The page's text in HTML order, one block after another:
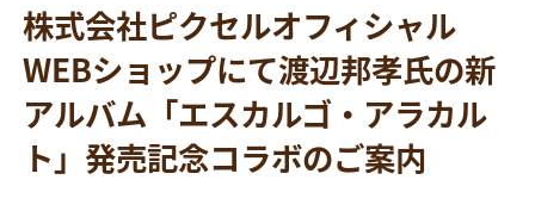
株式会社ピクセル​オフィシャル
WEBショップにて​​​​渡辺邦孝氏の​新
アルバム「エスカルゴ・アラカル
ト」発売記念コラボのご案内